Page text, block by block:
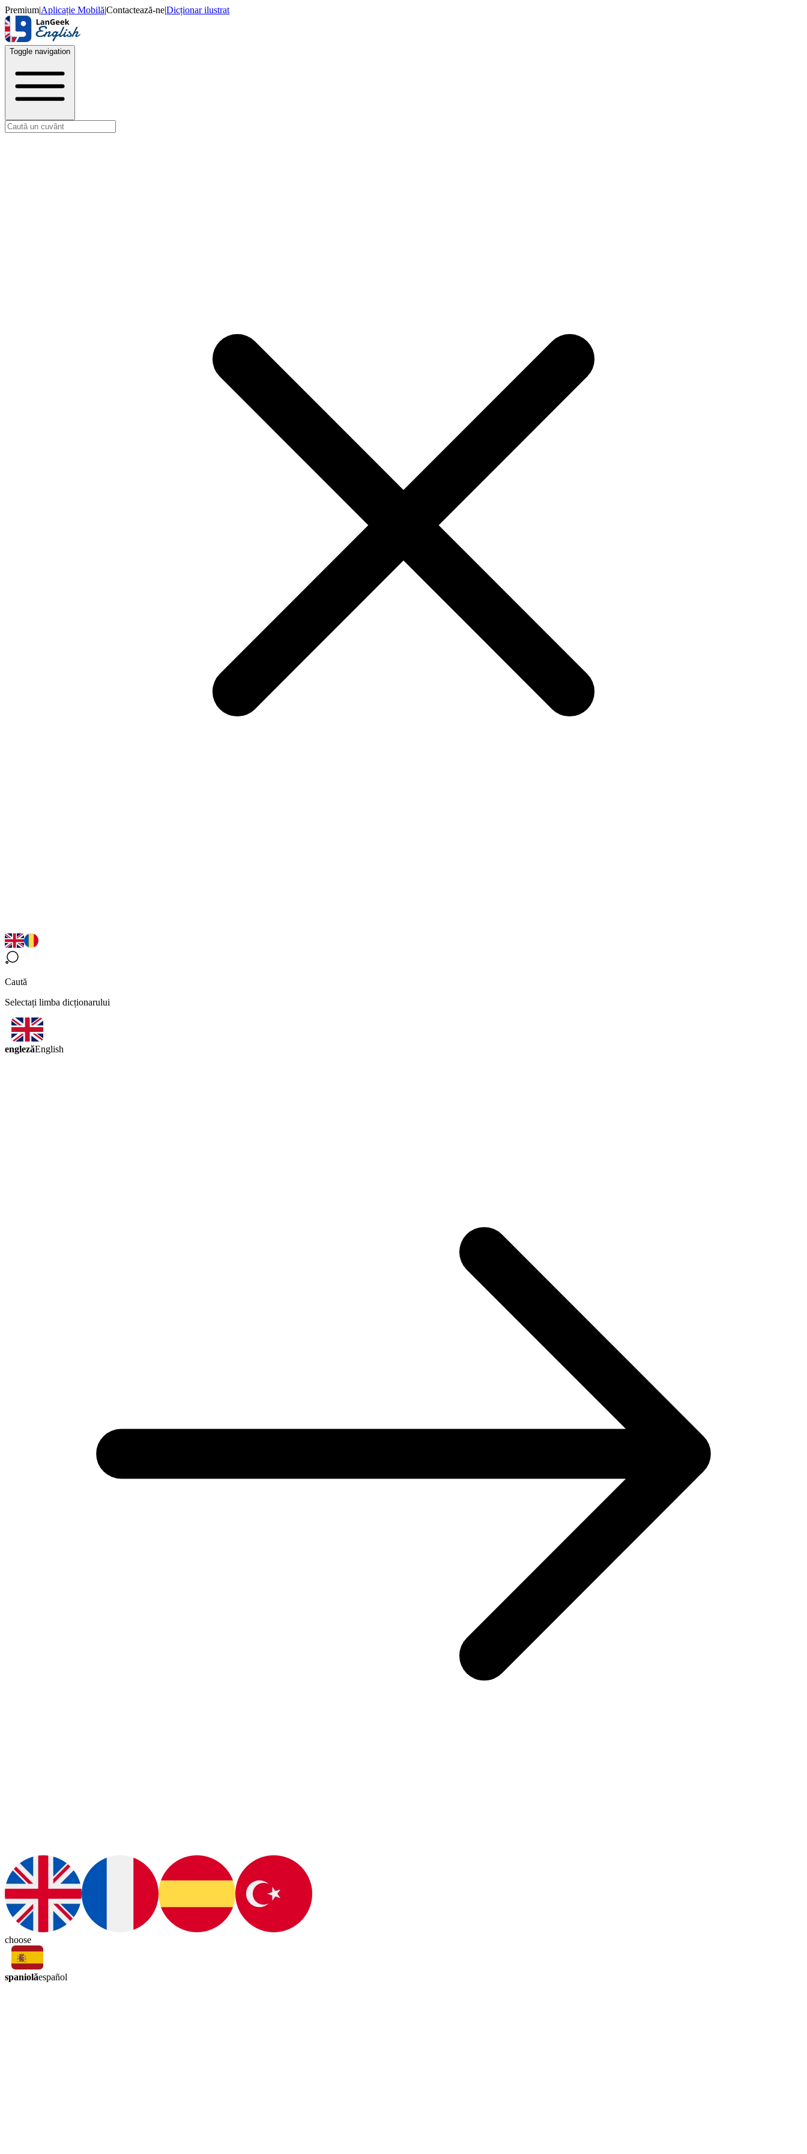
Premium|Aplicație Mobilă|Contactează-ne|Dicționar ilustrat
Toggle navigation
Caută
Selectați limba dicționarului
englezăEnglish
choose
spaniolăespañol